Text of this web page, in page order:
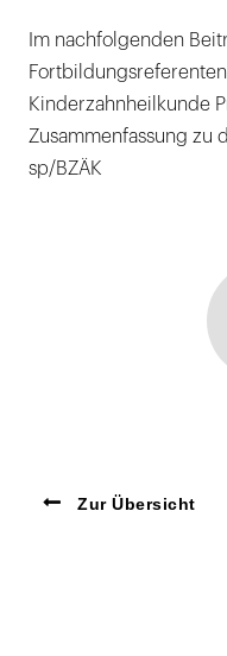
Im nachfolgenden
Kinderzahnheilkunde
Zusammenfassung zu
sp/BZÄK
Zur Übersicht